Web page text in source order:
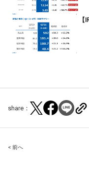
share：
Post
< 前へ